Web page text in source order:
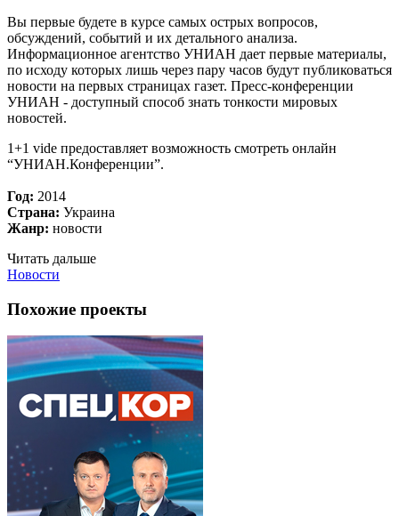
Вы первые будете в курсе самых острых вопросов,
обсуждений, событий и их детального анализа.
Информационное агентство УНИАН дает первые материалы,
по исходу которых лишь через пару часов будут публиковаться
новости на первых страницах газет. Пресс-конференции
УНИАН - доступный способ знать тонкости мировых
новостей.
1+1 vide предоставляет возможность смотреть онлайн
“УНИАН.Конференции”.
Год: 2014
Страна: Украина
Жанр: новости
Читать дальше
Новости
Похожие проекты